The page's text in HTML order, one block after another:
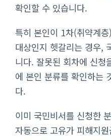
확인할 수 있습니다.
특히 본인이 1차(취약계
대상인지 헷갈리는 경우,
니다. 잘못된 회차에 신청
에 본인 분류를 확인하는
다.
이미 국민비서를 신청한
자동으로 고유가 피해지